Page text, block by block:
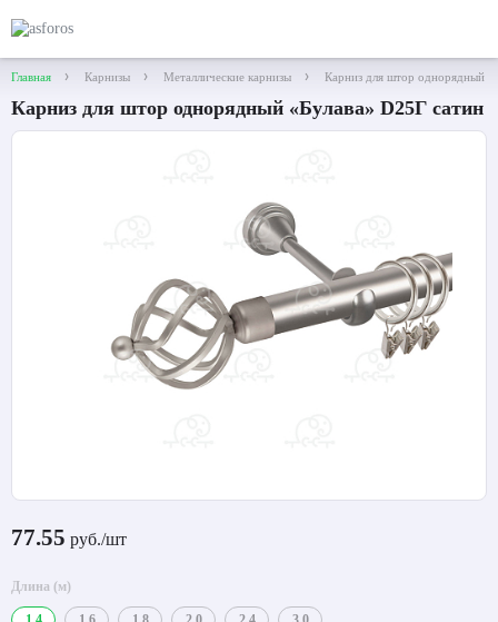
Главная Карнизы Металлические карнизы Карниз для штор однорядный
Карниз для штор однорядный «Булава» D25Г сатин
77.55 руб./шт
Длина (м)